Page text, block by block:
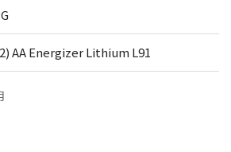
AA Energizer Lithium L91